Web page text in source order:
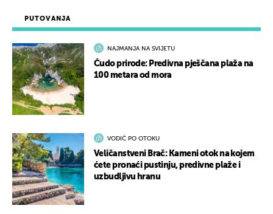
PUTOVANJA
NAJMANJA NA SVIJETU
Čudo prirode: Predivna pješčana plaža na
100 metara od mora
VODIČ PO OTOKU
Veličanstveni Brač: Kameni otok na kojem
ćete pronaći pustinju, predivne plaže i
uzbudljivu hranu